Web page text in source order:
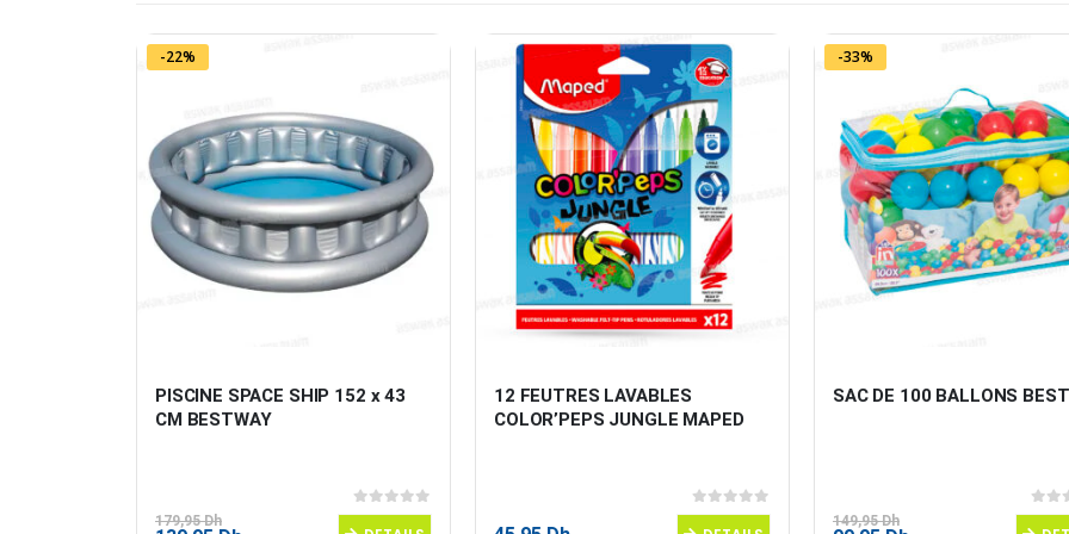
-22%
PISCINE SPACE SHIP 152 x 43
CM BESTWAY
0sur 5
179,95Dh
12 FEUTRES LAVABLES
COLOR’PEPS JUNGLE MAPED
0sur 5
-33%
SAC DE 100 BALLONS
0sur
149,95Dh